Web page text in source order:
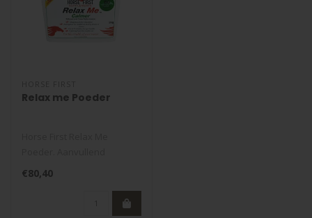
Relax me Poeder
voedingssupplement voor
paarden ter onde..
€80,40